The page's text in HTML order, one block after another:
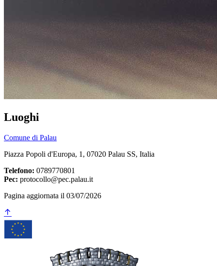
Luoghi
Comune di Palau
Piazza Popoli d'Europa, 1, 07020 Palau SS, Italia
Telefono: 0789770801
Pec: protocollo@pec.palau.it
Pagina aggiornata il 03/07/2026